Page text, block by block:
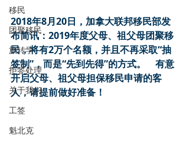
移民
团聚移民
旅转学
拒签处理
关于我们
工签
魁北克
2018年8月20日，加拿大联邦移民部发
布简讯：2019年度父母、祖父母团聚移
民，将有2万个名额，并且不再采取“抽
签制”，而是“先到先得”的方式。    有意
开启父母、祖父母担保移民申请的客
人，请提前做好准备！